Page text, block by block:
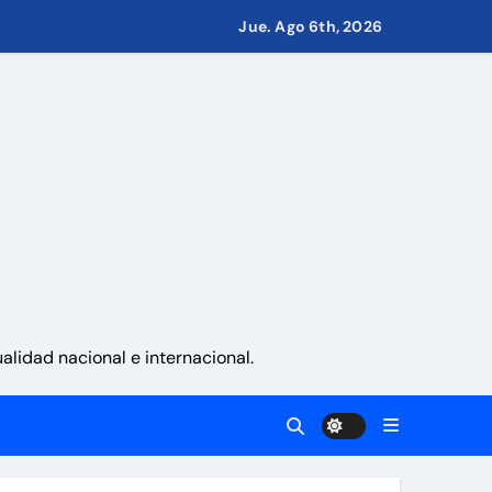
Guaira
Jue. Ago 6th, 2026
nacional e internacional.